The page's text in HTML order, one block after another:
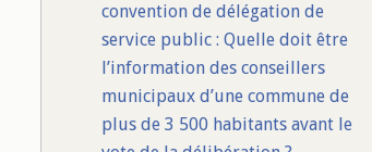
convention de délégation de
service public : Quelle doit être
l’information des conseillers
municipaux d’une commune de
plus de 3 500 habitants avant le